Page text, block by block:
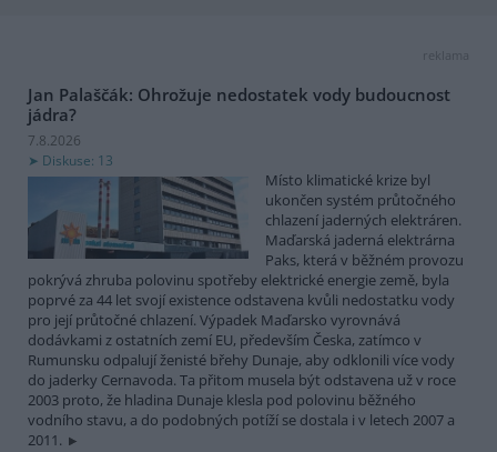
reklama
Jan Palaščák: Ohrožuje nedostatek vody budoucnost
jádra?
7.8.2026
Diskuse: 13
Místo klimatické krize byl
ukončen systém průtočného
chlazení jaderných elektráren.
Maďarská jaderná elektrárna
Paks, která v běžném provozu
pokrývá zhruba polovinu spotřeby elektrické energie země, byla
poprvé za 44 let svojí existence odstavena kvůli nedostatku vody
pro její průtočné chlazení. Výpadek Maďarsko vyrovnává
dodávkami z ostatních zemí EU, především Česka, zatímco v
Rumunsku odpalují ženisté břehy Dunaje, aby odklonili více vody
do jaderky Cernavoda. Ta přitom musela být odstavena už v roce
2003 proto, že hladina Dunaje klesla pod polovinu běžného
vodního stavu, a do podobných potíží se dostala i v letech 2007 a
2011.